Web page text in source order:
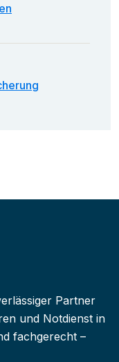
Partner
und Notdienst in
fachgerecht –